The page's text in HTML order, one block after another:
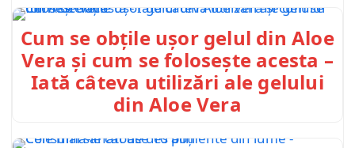
Cum se obțile ușor gelul din Aloe
Vera și cum se folosește acesta –
Iată câteva utilizări ale gelului
din Aloe Vera